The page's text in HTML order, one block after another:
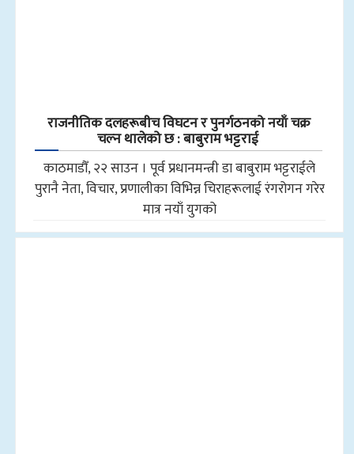
राजनीतिक दलहरूबीच विघटन र पुनर्गठनको नयाँ चक्र
चल्न थालेको छ : बाबुराम भट्टराई
काठमाडौँ, २२ साउन । पूर्व प्रधानमन्त्री डा बाबुराम भट्टराईले
पुरानै नेता, विचार, प्रणालीका विभिन्न चिराहरूलाई रंगरोगन गरेर
मात्र नयाँ युगको